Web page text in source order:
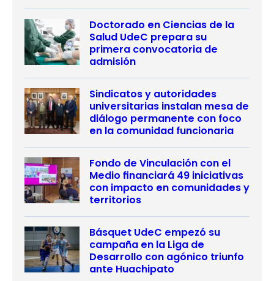
Doctorado en Ciencias de la
Salud UdeC prepara su
primera convocatoria de
admisión
Sindicatos y autoridades
universitarias instalan mesa de
diálogo permanente con foco
en la comunidad funcionaria
Fondo de Vinculación con el
Medio financiará 49 iniciativas
con impacto en comunidades y
territorios
Básquet UdeC empezó su
campaña en la Liga de
Desarrollo con agónico triunfo
ante Huachipato